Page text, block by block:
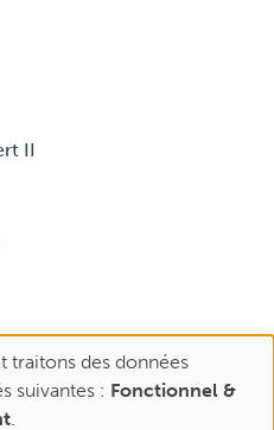
II
traitons des données
suivantes : Fonctionnel &
.